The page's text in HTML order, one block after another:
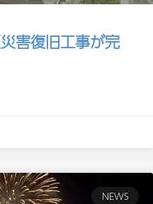
害復旧工事が完
NEWS